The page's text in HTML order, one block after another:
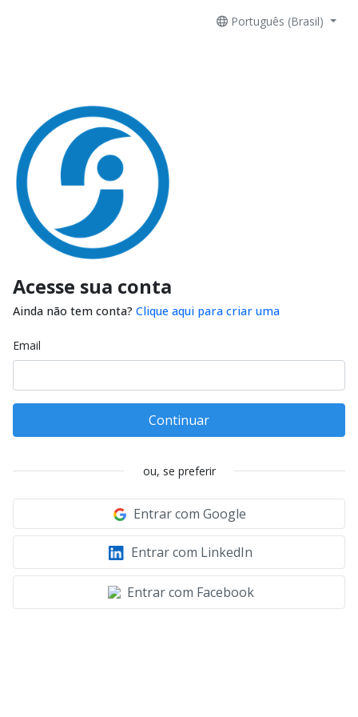
Português (Brasil)
Acesse sua conta
Ainda não tem conta? Clique aqui para criar uma
Email
Continuar
ou, se preferir
Entrar com Google
Entrar com LinkedIn
Entrar com Facebook